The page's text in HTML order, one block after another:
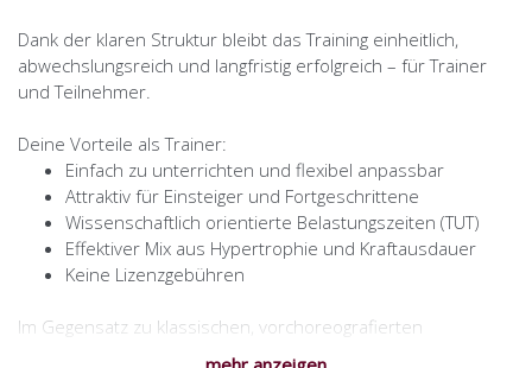
Dank der klaren Struktur bleibt das Training einheitlich,
abwechslungsreich und langfristig erfolgreich – für Trainer
und Teilnehmer.
Deine Vorteile als Trainer:
Einfach zu unterrichten und flexibel anpassbar
Attraktiv für Einsteiger und Fortgeschrittene
Wissenschaftlich orientierte Belastungszeiten (TUT)
Effektiver Mix aus Hypertrophie und Kraftausdauer
Keine Lizenzgebühren
Im Gegensatz zu klassischen, vorchoreografierten
Langhantelformaten trainiert Pump Workout mehrere